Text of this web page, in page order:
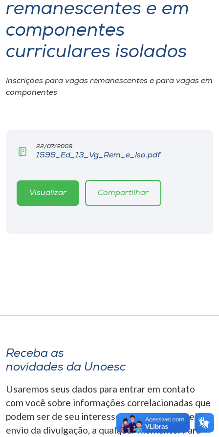
I.nova
Diplomados
Editora
Rádio
A+
A-
remanescentes e em
componentes
curriculares isolados
Inscrições para vagas remanescentes e para vagas em
componentes
22/07/2009
1599_Ed_13_Vg_Rem_e_Iso.pdf
Visualizar Compartilhar
Receba as
novidades da Unoesc
Usaremos seus dados para entrar em contato
com você sobre informações correlacionadas que
podem ser de seu interesse. Você pode cancelar o
envio da divulgação, a qualquer momento. Para